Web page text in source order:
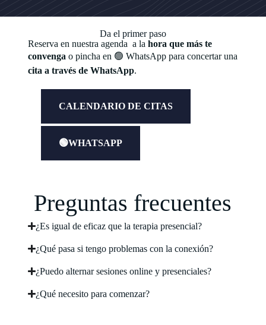
Da el primer paso
Reserva en nuestra agenda a la hora que más te
convenga o pincha en 🟢 WhatsApp para concertar una
cita a través de WhatsApp.
CALENDARIO DE CITAS
🟢WHATSAPP
Preguntas frecuentes
¿Es igual de eficaz que la terapia presencial?
¿Qué pasa si tengo problemas con la conexión?
¿Puedo alternar sesiones online y presenciales?
¿Qué necesito para comenzar?